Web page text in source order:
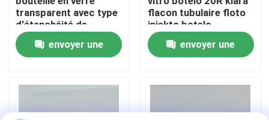
Blogs
fioles en verre tubulaires
transparent avec type
d'étanchéité de
bouchon en
caoutchoucenvoyer une
flacon tubulaire floto
injekto botelo
envoyer une